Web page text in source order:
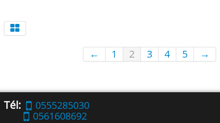
← 1 2 3 4 5 →
Tél:
0555285030
0561608692